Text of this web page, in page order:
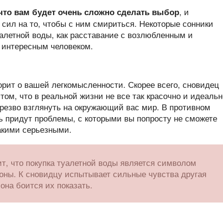
вам будет очень сложно сделать выбор, и
на то, чтобы с ним смириться. Некоторые сонники
воды, как расставание с возлюбленным и
человеком.
о вашей легкомысленности. Скорее всего, сновидец
что в реальной жизни не все так красочно и
взглянуть на окружающий вас мир. В противном
придут проблемы, с которыми вы попросту не сможете
серьезными.
что покупка туалетной воды является символом
К сновидцу испытывает сильные чувства другая
боится их показать.